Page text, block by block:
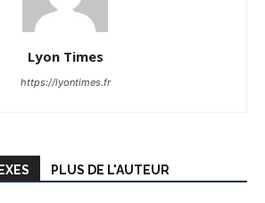
Lyon Times
https://lyontimes.fr
PLUS DE L'AUTEUR